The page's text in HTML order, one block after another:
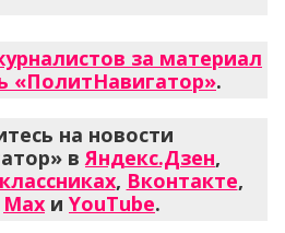
за материал
«ПолитНавигатор».
на новости
в Яндекс.Дзен,
, Вконтакте,
Max и YouTube.